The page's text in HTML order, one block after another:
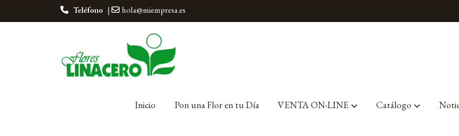
Teléfono | hola@miempresa.es
Inicio Pon una Flor en tu Día VENTA ON-LINE Catálogo